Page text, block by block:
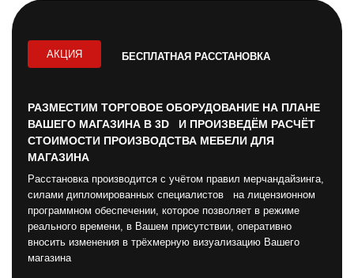
АКЦИЯ БЕСПЛАТНАЯ РАССТАНОВКА
РАЗМЕСТИМ ТОРГОВОЕ ОБОРУДОВАНИЕ НА ПЛАНЕ
ВАШЕГО МАГАЗИНА В 3D И ПРОИЗВЕДЁМ РАСЧЁТ
СТОИМОСТИ ПРОИЗВОДСТВА МЕБЕЛИ ДЛЯ
МАГАЗИНА
Расстановка производится с учётом правил мерчандайзинга,
силами дипломированных специалистов на лицензионном
программном обеспечении, которое позволяет в режиме
реального времени, в Вашем присутствии, оперативно
вносить изменения в трёхмерную визуализацию Вашего
магазина